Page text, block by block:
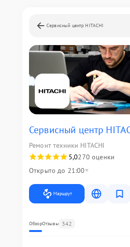
Сервисный центр HITACHI
Сервисный центр
Ремонт техники HITACHI
5,0270 оценки
Открыто до 21:00
Маршрут
ОбзорОтзывы 342